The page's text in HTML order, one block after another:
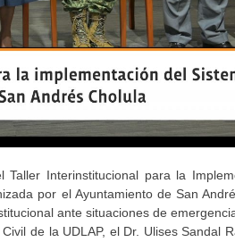
Interinstitucional para la
por el Ayuntamiento de San
ante situaciones de
de la UDLAP, el Dr. Ulises Sandal